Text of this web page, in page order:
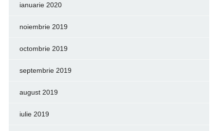
ianuarie 2020
noiembrie 2019
octombrie 2019
septembrie 2019
august 2019
iulie 2019